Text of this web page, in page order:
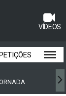
VÍDEOS